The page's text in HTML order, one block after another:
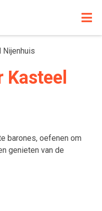
Nijenhuis
barones, oefenen om
genieten van de